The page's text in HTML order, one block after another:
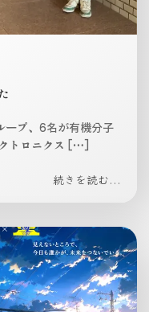
ープ、6名が有機分子
トロニクス […]
続きを読む...